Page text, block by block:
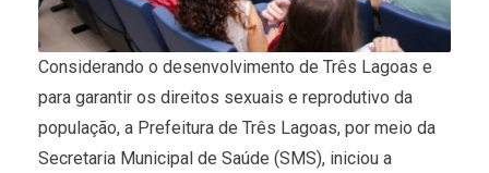
Considerando o desenvolvimento de Três Lagoas e
para garantir os direitos sexuais e reprodutivo da
população, a Prefeitura de Três Lagoas, por meio da
Secretaria Municipal de Saúde (SMS), iniciou a